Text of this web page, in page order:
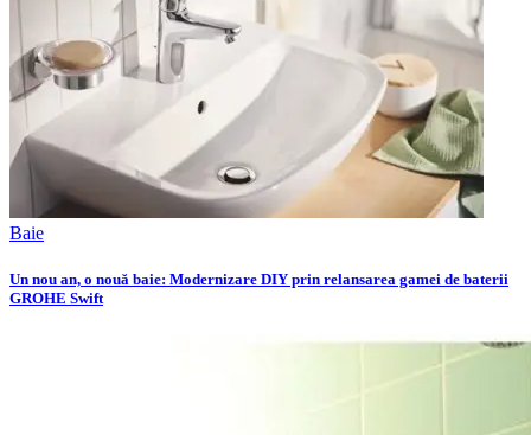
Baie
Un nou an, o nouă baie: Modernizare DIY prin relansarea gamei de baterii
GROHE Swift